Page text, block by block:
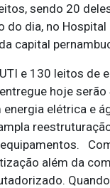
sendo 20
dia, no
capital
e 130 leitos de
hoje
elétrica e
além da